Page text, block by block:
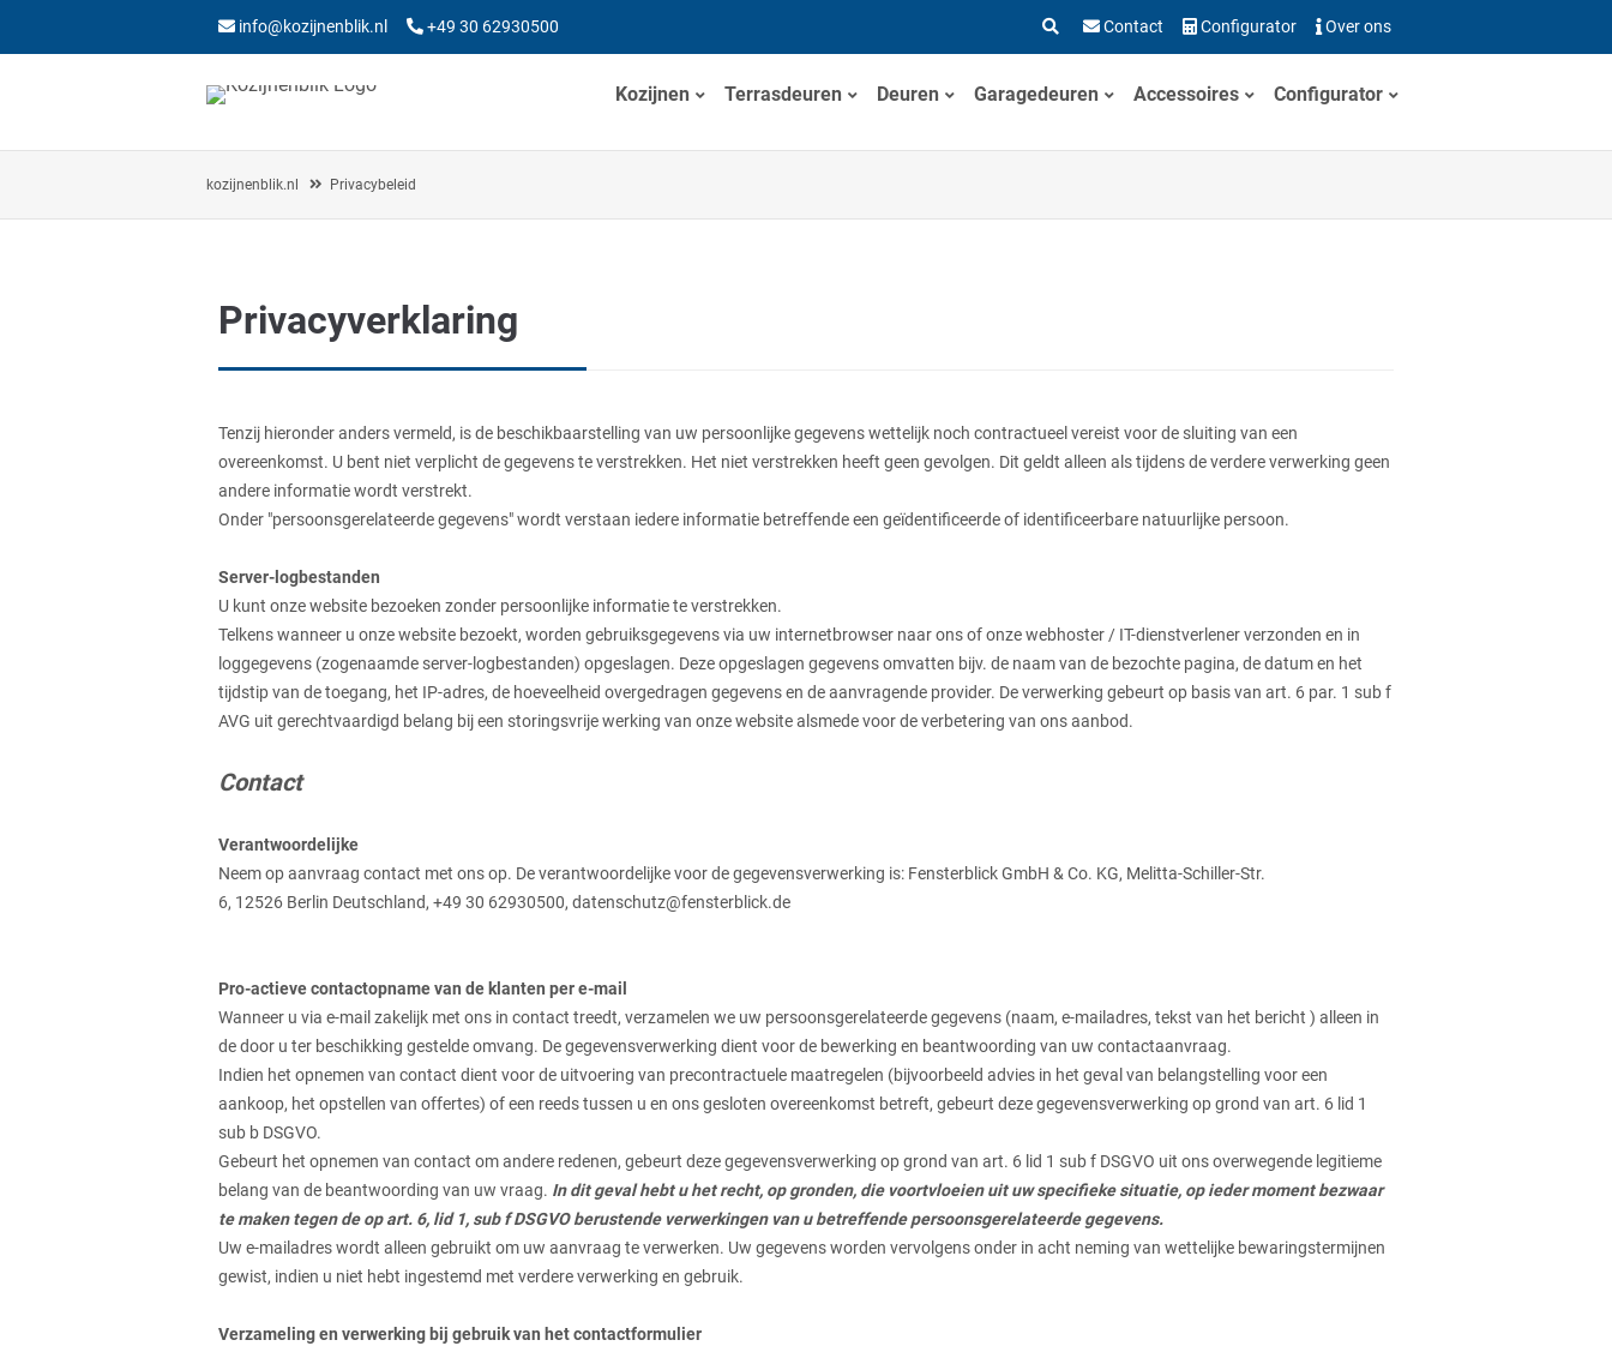
info@kozijnenblik.nl +49 30 62930500 Contact Configurator Over ons
Kozijnen Terrasdeuren Deuren Garagedeuren Accessoires Configurator
kozijnenblik.nl Privacybeleid
Privacyverklaring
Tenzij hieronder anders vermeld, is de beschikbaarstelling van uw persoonlijke gegevens wettelijk noch contractueel vereist voor de sluiting van een
overeenkomst. U bent niet verplicht de gegevens te verstrekken. Het niet verstrekken heeft geen gevolgen. Dit geldt alleen als tijdens de verdere verwerking geen
andere informatie wordt verstrekt.
Onder "persoonsgerelateerde gegevens" wordt verstaan iedere informatie betreffende een geïdentificeerde of identificeerbare natuurlijke persoon.
Server-logbestanden
U kunt onze website bezoeken zonder persoonlijke informatie te verstrekken.
Telkens wanneer u onze website bezoekt, worden gebruiksgegevens via uw internetbrowser naar ons of onze webhoster / IT-dienstverlener verzonden en in
loggegevens (zogenaamde server-logbestanden) opgeslagen. Deze opgeslagen gegevens omvatten bijv. de naam van de bezochte pagina, de datum en het
tijdstip van de toegang, het IP-adres, de hoeveelheid overgedragen gegevens en de aanvragende provider. De verwerking gebeurt op basis van art. 6 par. 1 sub f
AVG uit gerechtvaardigd belang bij een storingsvrije werking van onze website alsmede voor de verbetering van ons aanbod.
Contact
Verantwoordelijke
Neem op aanvraag contact met ons op. De verantwoordelijke voor de gegevensverwerking is: Fensterblick GmbH & Co. KG, Melitta-Schiller-Str.
6, 12526 Berlin Deutschland, +49 30 62930500, datenschutz@fensterblick.de
Pro-actieve contactopname van de klanten per e-mail
Wanneer u via e-mail zakelijk met ons in contact treedt, verzamelen we uw persoonsgerelateerde gegevens (naam, e-mailadres, tekst van het bericht ) alleen in
de door u ter beschikking gestelde omvang. De gegevensverwerking dient voor de bewerking en beantwoording van uw contactaanvraag.
Indien het opnemen van contact dient voor de uitvoering van precontractuele maatregelen (bijvoorbeeld advies in het geval van belangstelling voor een
aankoop, het opstellen van offertes) of een reeds tussen u en ons gesloten overeenkomst betreft, gebeurt deze gegevensverwerking op grond van art. 6 lid 1
sub b DSGVO.
Gebeurt het opnemen van contact om andere redenen, gebeurt deze gegevensverwerking op grond van art. 6 lid 1 sub f DSGVO uit ons overwegende legitieme
belang van de beantwoording van uw vraag. In dit geval hebt u het recht, op gronden, die voortvloeien uit uw specifieke situatie, op ieder moment bezwaar
te maken tegen de op art. 6, lid 1, sub f DSGVO berustende verwerkingen van u betreffende persoonsgerelateerde gegevens.
Uw e-mailadres wordt alleen gebruikt om uw aanvraag te verwerken. Uw gegevens worden vervolgens onder in acht neming van wettelijke bewaringstermijnen
gewist, indien u niet hebt ingestemd met verdere verwerking en gebruik.
Verzameling en verwerking bij gebruik van het contactformulier